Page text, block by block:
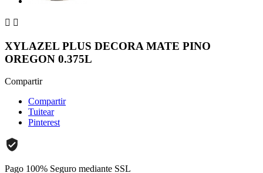
 
XYLAZEL PLUS DECORA MATE PINO
OREGON 0.375L
Compartir
Compartir
Tuitear
Pinterest
Pago 100% Seguro mediante SSL